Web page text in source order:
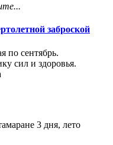
заброской
по сентябрь.
сил и здоровья.